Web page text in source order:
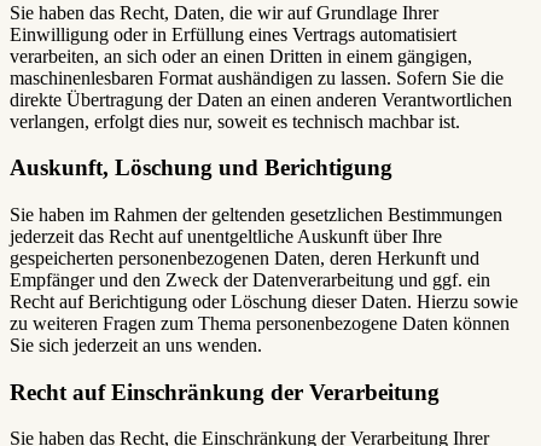
Sie haben das Recht, Daten, die wir auf Grundlage Ihrer
Einwilligung oder in Erfüllung eines Vertrags automatisiert
verarbeiten, an sich oder an einen Dritten in einem gängigen,
maschinenlesbaren Format aushändigen zu lassen. Sofern Sie die
direkte Übertragung der Daten an einen anderen Verantwortlichen
verlangen, erfolgt dies nur, soweit es technisch machbar ist.
Auskunft, Löschung und Berichtigung
Sie haben im Rahmen der geltenden gesetzlichen Bestimmungen
jederzeit das Recht auf unentgeltliche Auskunft über Ihre
gespeicherten personenbezogenen Daten, deren Herkunft und
Empfänger und den Zweck der Datenverarbeitung und ggf. ein
Recht auf Berichtigung oder Löschung dieser Daten. Hierzu sowie
zu weiteren Fragen zum Thema personenbezogene Daten können
Sie sich jederzeit an uns wenden.
Recht auf Einschränkung der Verarbeitung
Sie haben das Recht, die Einschränkung der Verarbeitung Ihrer